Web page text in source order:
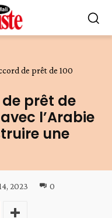
de prêt de 100
prêt de
l’Arabie
une
2023 0